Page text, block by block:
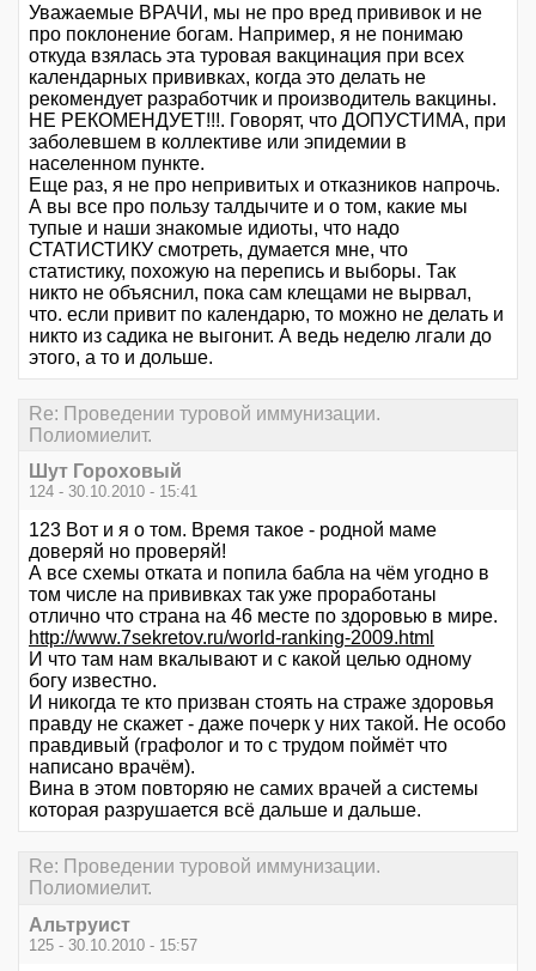
Уважаемые ВРАЧИ, мы не про вред прививок и не
про поклонение богам. Например, я не понимаю
откуда взялась эта туровая вакцинация при всех
календарных прививках, когда это делать не
рекомендует разработчик и производитель вакцины.
НЕ РЕКОМЕНДУЕТ!!!. Говорят, что ДОПУСТИМА, при
заболевшем в коллективе или эпидемии в
населенном пункте.
Еще раз, я не про непривитых и отказников напрочь.
А вы все про пользу талдычите и о том, какие мы
тупые и наши знакомые идиоты, что надо
СТАТИСТИКУ смотреть, думается мне, что
статистику, похожую на перепись и выборы. Так
никто не объяснил, пока сам клещами не вырвал,
что. если привит по календарю, то можно не делать и
никто из садика не выгонит. А ведь неделю лгали до
этого, а то и дольше.
Re: Проведении туровой иммунизации.
Полиомиелит.
Шут Гороховый
124 - 30.10.2010 - 15:41
123 Вот и я о том. Время такое - родной маме
доверяй но проверяй!
А все схемы отката и попила бабла на чём угодно в
том числе на прививках так уже проработаны
отлично что страна на 46 месте по здоровью в мире.
http://www.7sekretov.ru/world-ranking-2009.html
И что там нам вкалывают и с какой целью одному
богу известно.
И никогда те кто призван стоять на страже здоровья
правду не скажет - даже почерк у них такой. Не особо
правдивый (графолог и то с трудом поймёт что
написано врачём).
Вина в этом повторяю не самих врачей а системы
которая разрушается всё дальше и дальше.
Re: Проведении туровой иммунизации.
Полиомиелит.
Альтруист
125 - 30.10.2010 - 15:57